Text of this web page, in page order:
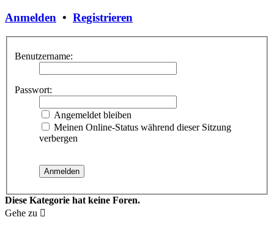
Anmelden • Registrieren
Benutzername:
Passwort:
Angemeldet bleiben
Meinen Online-Status während dieser Sitzung
verbergen
Diese Kategorie hat keine Foren.
Gehe zu